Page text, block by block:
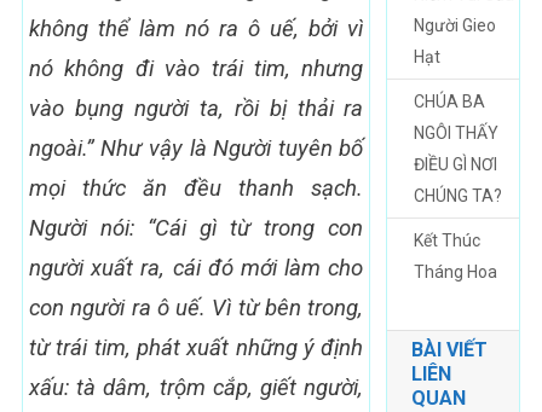
không thể làm nó ra ô uế, bởi vì
nó không đi vào trái tim, nhưng
vào bụng người ta, rồi bị thải ra
ngoài.” Như vậy là Người tuyên bố
mọi thức ăn đều thanh sạch.
Người nói: “Cái gì từ trong con
người xuất ra, cái đó mới làm cho
con người ra ô uế. Vì từ bên trong,
từ trái tim, phát xuất những ý định
xấu: tà dâm, trộm cắp, giết người,
Người Gieo
Hạt
CHÚA BA
NGÔI THẤY
ĐIỀU GÌ NƠI
CHÚNG TA?
Kết Thúc
Tháng Hoa
BÀI VIẾT
LIÊN
QUAN